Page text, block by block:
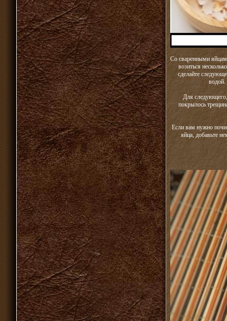
Со сваренными
возиться
сделайте
водой.
Для
покрылось
Если вам нужно
яйца, добавьте